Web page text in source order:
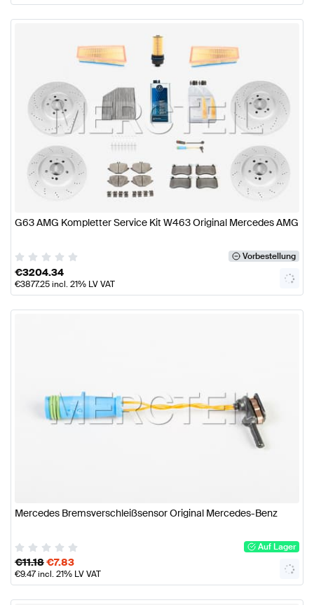
G63 AMG Kompletter Service Kit W463 Original Mercedes AMG
Vorbestellung
€3204.34
€3877.25incl. 21% LV VAT
Mercedes Bremsverschleißsensor Original Mercedes-Benz
Auf Lager
€11.18€7.83
€9.47incl. 21% LV VAT